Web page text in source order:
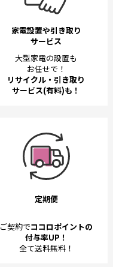
家電設置や引き取り
サービス
大型家電の設置も
お任せで！
リサイクル・引き取り
サービス(有料)も！
定期便
ご契約でココロポイントの
付与率UP！
全て送料無料！